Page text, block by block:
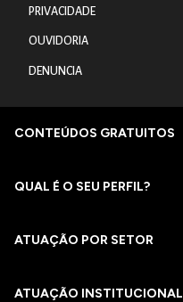
PRIVACIDADE
OUVIDORIA
DENUNCIA
CONTEÚDOS GRATUITOS
QUAL É O SEU PERFIL?
ATUAÇÃO POR SETOR
ATUAÇÃO INSTITUCIONAL